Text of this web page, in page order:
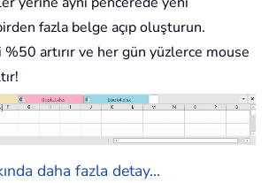
fazla belge açıp oluşturun.
artırır ve her gün yüzlerce mouse
daha fazla detay...